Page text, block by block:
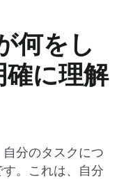
何をし
に理解
分のタスクにつ
。これは、自分